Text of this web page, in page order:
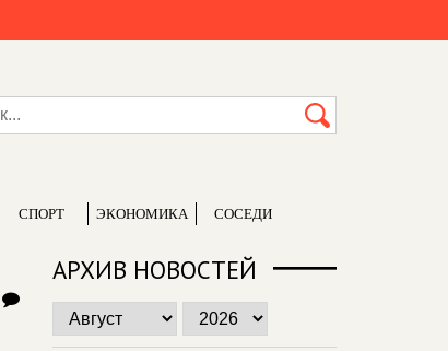
СПОРТ ЭКОНОМИКА СОСЕДИ
АРХИВ НОВОСТЕЙ